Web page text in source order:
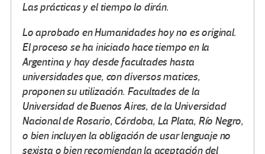
Las prácticas y el tiempo lo dirán.
Lo aprobado en Humanidades hoy no es original.
El proceso se ha iniciado hace tiempo en la
Argentina y hay desde facultades hasta
universidades que, con diversos matices,
proponen su utilización. Facultades de la
Universidad de Buenos Aires, de la Universidad
Nacional de Rosario, Córdoba, La Plata, Río Negro,
o bien incluyen la obligación de usar lenguaje no
sexista o bien recomiendan la aceptación del